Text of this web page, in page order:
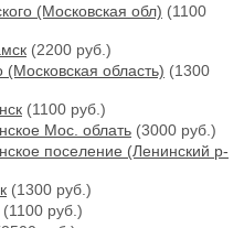
(Московская обл) (1100
(2200 руб.)
(Московская область) (1300
(1100 руб.)
Мос. облать (3000 руб.)
поселение (Ленинский р-
(1300 руб.)
(1100 руб.)